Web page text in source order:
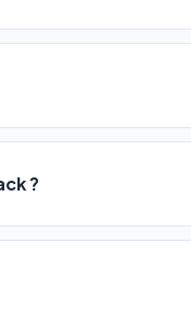
classiques :
que les IA
Notre
directement
ou via le support en
?